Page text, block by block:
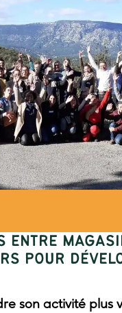
ENTRE
POUR
son activité plus